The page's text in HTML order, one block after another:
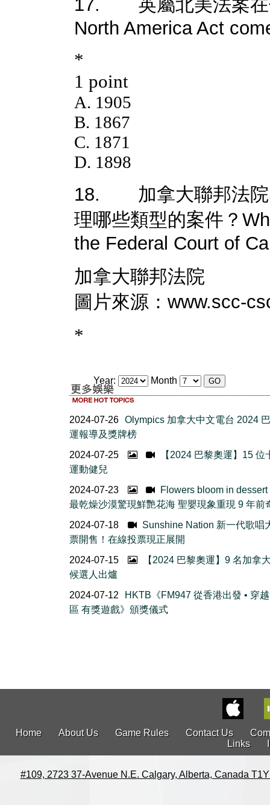
Year: Month
2024-07-26 Olympics 加拿大中文電台 2024
運報導及獎牌榜
2024-07-25
【2024 巴黎奧運】15 位
運動健兒
2024-07-23
Flowers bloom in dessert
最乾燥沙漠驚現鮮艷花海 聖嬰現象重現 9 年前
2024-07-18
Sunshine Nation 新一代歌唱
票開售！在線投票現正展開
2024-07-15
【2024 巴黎奧運】9 名加拿
候選人出爐
2024-07-12
HKTB《FM947 從香港出發 • 穿
區 有獎遊戲》頒獎儀式
Home About Us Game Rules Contact Us
Links
#109, 2723 37-Avenue N.E. Calgary, Alberta, Canada